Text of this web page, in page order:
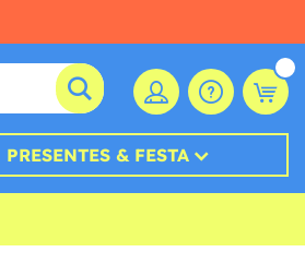
PRESENTES & FESTA